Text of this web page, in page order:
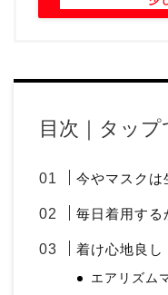
目次｜タップ
今やマスクは
毎日着用する
着け心地良し
エアリズム